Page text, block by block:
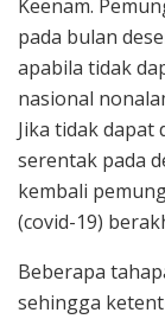
Keenam.
pada bulan
apabila tidak
nasional
Jika tidak
serentak pada
kembali
(covid-19)
Beberapa
sehingga